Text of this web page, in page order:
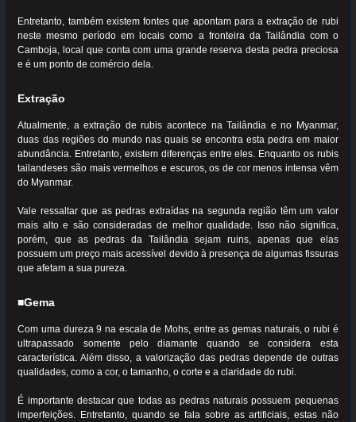
Entretanto, também existem fontes que apontam para a extração de rubi
neste mesmo período em locais como a fronteira da Tailândia com o
Camboja, local que conta com uma grande reserva desta pedra preciosa
e é um ponto de comércio dela.
Extração
Atualmente, a extração de rubis acontece na Tailândia e no Myanmar,
duas das regiões do mundo nas quais se encontra esta pedra em maior
abundância. Entretanto, existem diferenças entre eles. Enquanto os rubis
tailandeses são mais vermelhos e escuros, os de cor menos intensa vêm
do Myanmar.
Vale ressaltar que as pedras extraídas na segunda região têm um valor
mais alto e são consideradas de melhor qualidade. Isso não significa,
porém, que as pedras da Tailândia sejam ruins, apenas que elas
possuem um preço mais acessível devido à presença de algumas fissuras
que afetam a sua pureza.
■Gema
Com uma dureza 9 na escala de Mohs, entre as gemas naturais, o rubi é
ultrapassado somente pelo diamante quando se considera esta
característica. Além disso, a valorização das pedras depende de outras
qualidades, como a cor, o tamanho, o corte e a claridade do rubi.
É importante destacar que todas as pedras naturais possuem pequenas
imperfeições. Entretanto, quando se fala sobre as artificiais, estas não